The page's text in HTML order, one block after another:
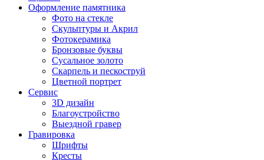
Оформление памятника
Фото на стекле
Скульптуры и Акрил
Фотокерамика
Бронзовые буквы
Сусальное золото
Скарпель и пескоструй
Цветной портрет
Сервис
3D дизайн
Благоустройство
Выездной гравер
Гравировка
Шрифты
Кресты